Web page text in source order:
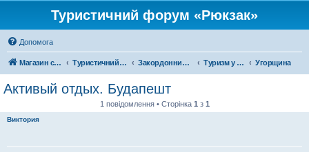
Туристичний форум «Рюкзак»
Допомога
Магазин спорядження Туристичний форум «Рюкзак» Закордонний туризм Туризм у Європі Угорщина
Активый отдых. Будапешт
1 повідомлення • Сторінка 1 з 1
Виктория